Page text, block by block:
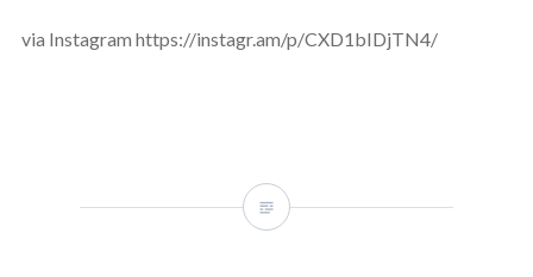
via Instagram https://instagr.am/p/CXD1bIDjTN4/